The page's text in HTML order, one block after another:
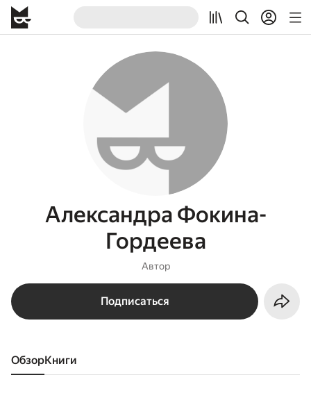
Александра Фокина-
Гордеева
Автор
Подписаться
Обзор книги